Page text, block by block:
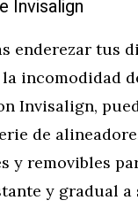
Invisalign
enderezar tus
incomodidad
Invisalign,
de
y removibles
y gradual a